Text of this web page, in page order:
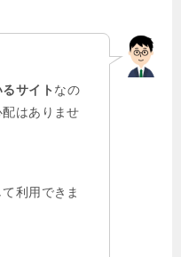
サイト なの
はありませ
利用できま